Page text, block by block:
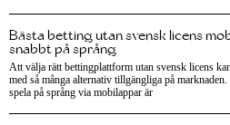
Bästa betting utan svensk licens
snabbt på språng
Att välja rätt bettingplattform utan svensk licens
med så många alternativ tillgängliga på
spela på språng via mobilappar är